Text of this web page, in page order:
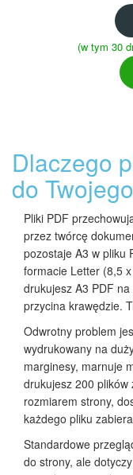
(w tym 30
Dlaczego
do
Pliki PDF
przez twórcę
pozostaje A3 w pliku
formacie Letter (8,5
drukujesz A3 PDF
przycina krawędzie.
Odwrotny problem
wydrukowany na
marginesy, marnuje
drukujesz 200 plików
rozmiarem strony,
każdego pliku
Standardowe
do strony, ale